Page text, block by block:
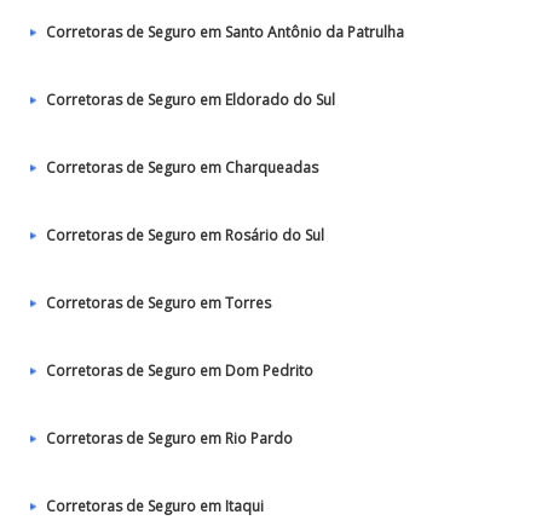
Corretoras de Seguro em Santo Antônio da Patrulha
Corretoras de Seguro em Eldorado do Sul
Corretoras de Seguro em Charqueadas
Corretoras de Seguro em Rosário do Sul
Corretoras de Seguro em Torres
Corretoras de Seguro em Dom Pedrito
Corretoras de Seguro em Rio Pardo
Corretoras de Seguro em Itaqui